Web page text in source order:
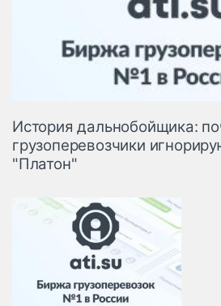
Автосервис,
запчасти, шины
Топливо, масла
автохимия
История дальнобойщика:
грузоперевозчики
"Платон"